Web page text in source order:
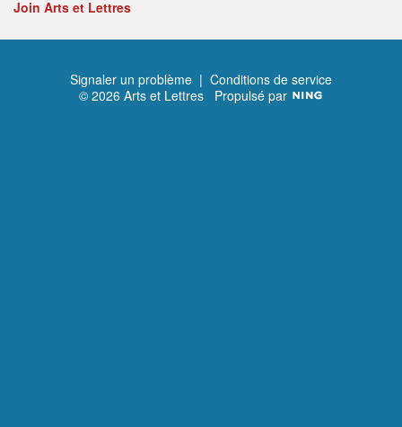
Join Arts et Lettres
Signaler un problème | Conditions de service
© 2026 Arts et Lettres Propulsé par